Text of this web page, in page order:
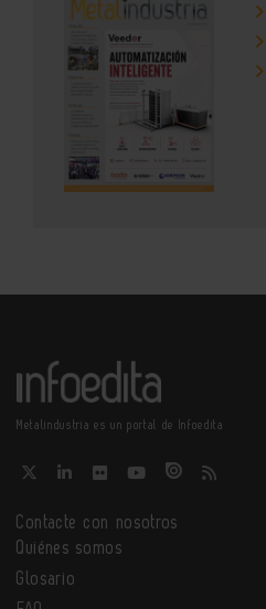
Metalindustria es un portal de Infoedita
Contacte con nosotros
Quiénes somos
Glosario